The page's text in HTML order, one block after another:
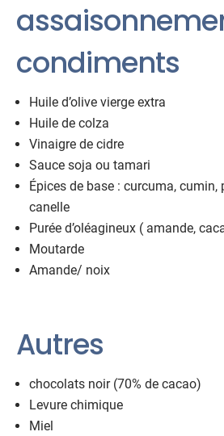
condiments
Huile d’olive vierge extra
Huile de colza
Vinaigre de cidre
Sauce soja ou tamari
Épices de base : curcuma, cumin,
canelle
Purée d’oléagineux ( amande,
Moutarde
Amande/ noix
Autres
chocolats noir (70% de cacao)
Levure chimique
Miel